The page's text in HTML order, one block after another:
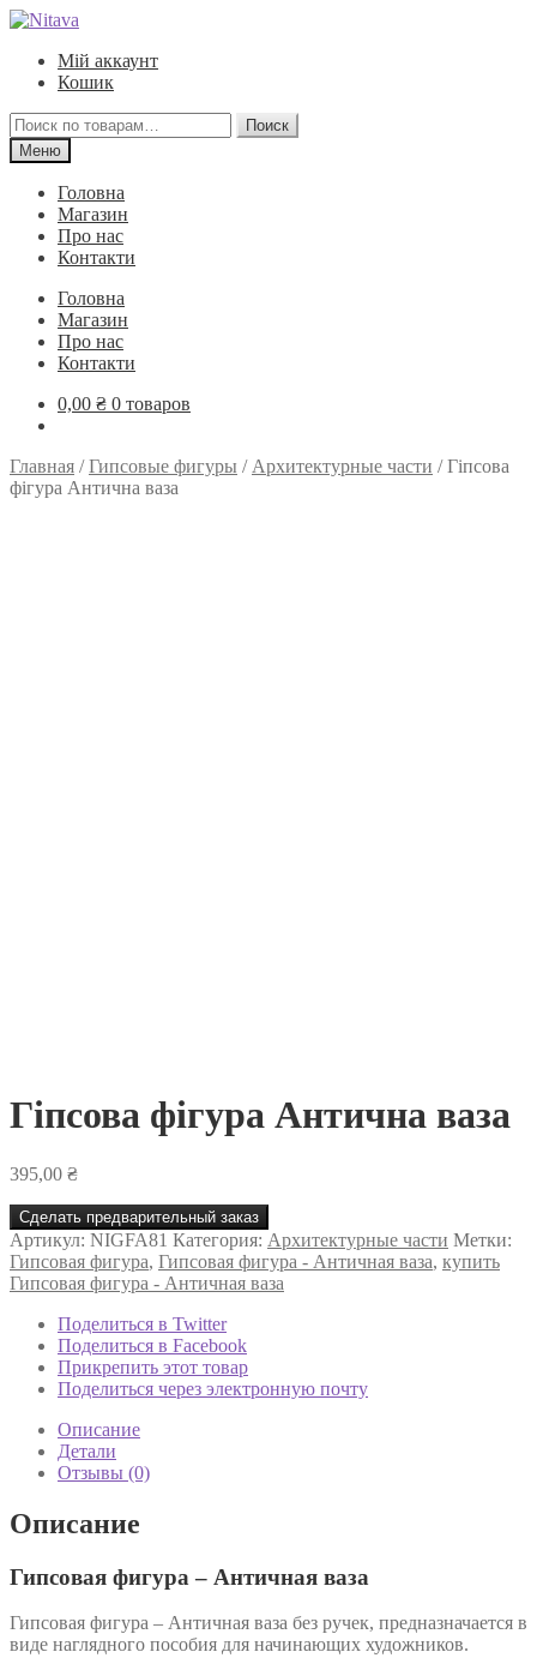
Перейти
навигации
Перейти
содержимому
Мій аккаунт
Кошик
Искать:
Поиск
Меню
Головна
Магазин
Про нас
Контакти
Головна
Магазин
Про нас
Контакти
0,00 ₴ 0 товаров
Главная /Гипсовые фигуры / Архитектурные части /Гіпсова
фігура Антична ваза
Гіпсова фігура Антична ваза
395,00 ₴
Сделать предварительный заказ
Артикул: NIGFA81 Категория: Архитектурные части Метки:
Гипсовая фигура, Гипсовая фигура - Античная ваза, купить
Гипсовая фигура - Античная ваза
Поделиться в Twitter
Поделиться в Facebook
Прикрепить этот товар
Поделиться через электронную почту
Описание
Детали
Отзывы (0)
Описание
Гипсовая фигура – Античная ваза
Гипсовая фигура – Античная ваза без ручек, предназначается в
виде наглядного пособия для начинающих художников.